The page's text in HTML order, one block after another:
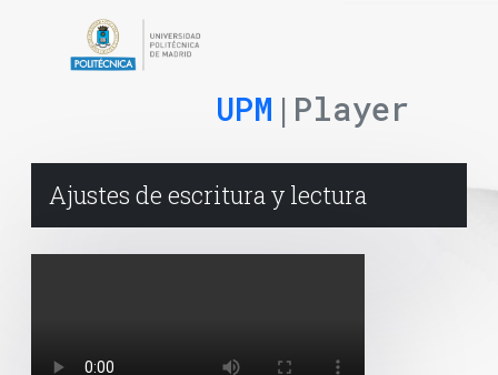
UPM |Player
Ajustes de escritura y lectura